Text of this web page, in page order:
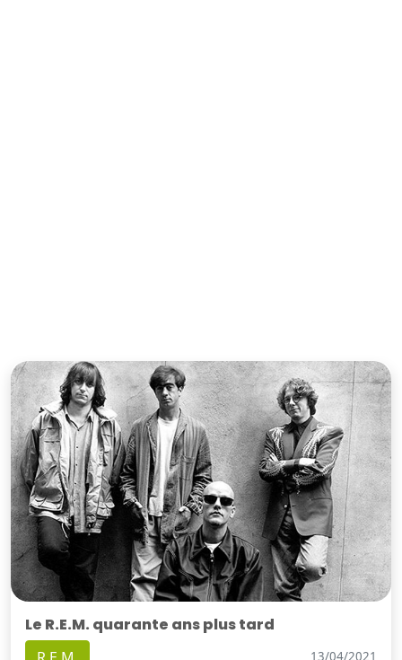
Le R.E.M. quarante ans plus tard